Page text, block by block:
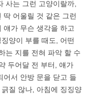
사는 그런 고양이랄까,
딱 어울릴 것 같은 그런
얘가 무슨 생각을 하고
양이 부를 때도, 어떤
는 지를 전혀 파악 할 수
두어달 전 부터, 얘가
어서 안방 문을 닫고 들
긁질 않나, 아침에 징징양